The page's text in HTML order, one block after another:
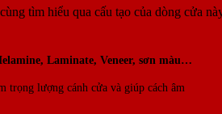
tìm hiểu qua cấu tạo của dòng cửa
Laminate, Veneer, sơn màu…
lượng cánh cửa và giúp cách âm